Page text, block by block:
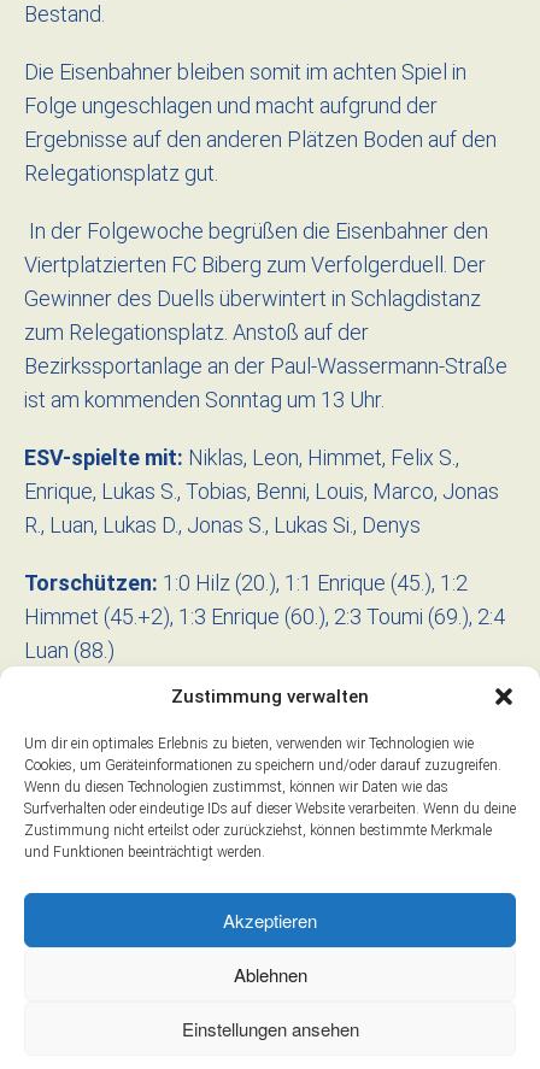
Zustimmung verwalten
Um dir ein optimales Erlebnis zu bieten, verwenden wir Technologien wie
Cookies, um Geräteinformationen zu speichern und/oder darauf zuzugreifen.
Wenn du diesen Technologien zustimmst, können wir Daten wie das
Surfverhalten oder eindeutige IDs auf dieser Website verarbeiten. Wenn du deine
Zustimmung nicht erteilst oder zurückziehst, können bestimmte Merkmale
und Funktionen beeinträchtigt werden.
Akzeptieren
Ablehnen
Einstellungen ansehen
Bestand.
Die Eisenbahner bleiben somit im achten Spiel in
Folge ungeschlagen und macht aufgrund der
Ergebnisse auf den anderen Plätzen Boden auf den
Relegationsplatz gut.
In der Folgewoche begrüßen die Eisenbahner den
Viertplatzierten FC Biberg zum Verfolgerduell. Der
Gewinner des Duells überwintert in Schlagdistanz
zum Relegationsplatz. Anstoß auf der
Bezirkssportanlage an der Paul-Wassermann-Straße
ist am kommenden Sonntag um 13 Uhr.
ESV-spielte mit: Niklas, Leon, Himmet, Felix S.,
Enrique, Lukas S., Tobias, Benni, Louis, Marco, Jonas
R., Luan, Lukas D., Jonas S., Lukas Si., Denys
Torschützen: 1:0 Hilz (20.), 1:1 Enrique (45.), 1:2
Himmet (45.+2), 1:3 Enrique (60.), 2:3 Toumi (69.), 2:4
Luan (88.)
0 comments
Zurück zur letzten Seite
Impressum